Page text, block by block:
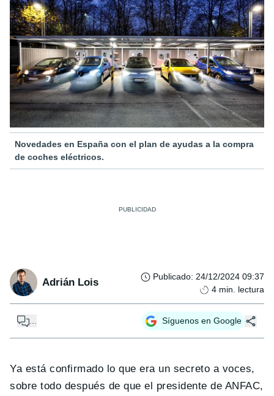
Novedades en España con el plan de ayudas a la compra
de coches eléctricos.
Adrián Lois Publicado: 24/12/2024 09:37
4 min. lectura
... Síguenos en Google
Ya está confirmado lo que era un secreto a voces,
sobre todo después de que el presidente de ANFAC,